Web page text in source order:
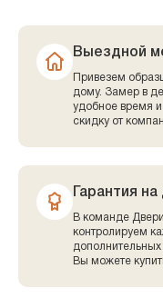
Выездной
Привезем
дому. Замер в
удобное время и
скидку от
Гарантия
В команде
контролируем
Вы можете